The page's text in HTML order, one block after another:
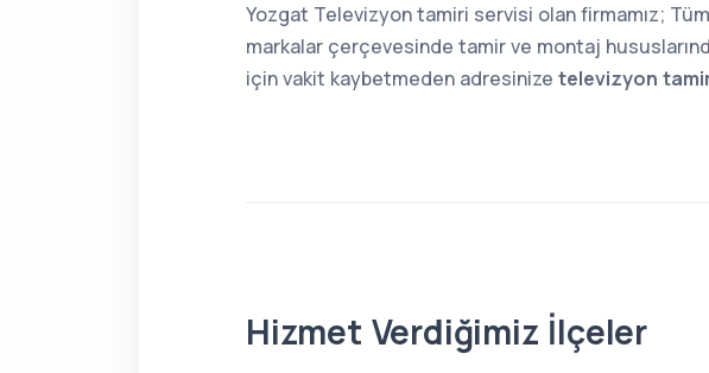
Yozgat Televizyon tamiri servisi olan firmamız;
markalar çerçevesinde tamir ve montaj
için vakit kaybetmeden adresinize televizyon
Hizmet Verdiğimiz İlçeler